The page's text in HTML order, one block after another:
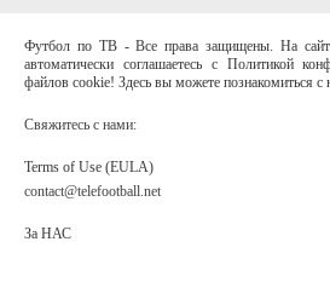
Футбол по ТВ - Все права защищены. На
автоматически соглашаетесь с Политикой
файлов cookie! Здесь вы можете познакомиться с
Свяжитесь с нами:
Terms of Use (EULA)
contact@telefootball.net
За НАС